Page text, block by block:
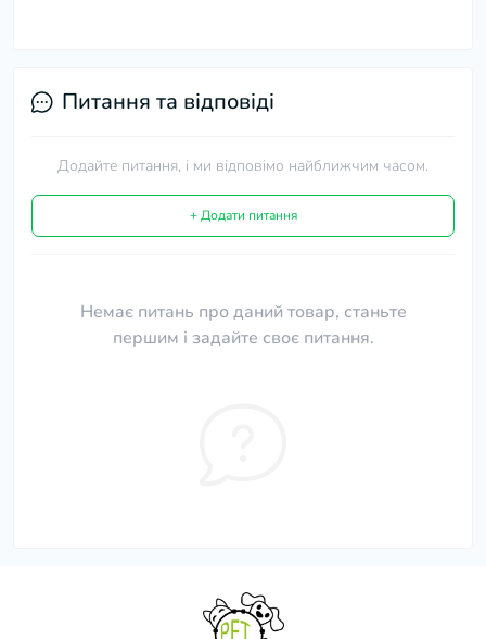
Питання та відповіді
Додайте питання, і ми відповімо найближчим часом.
+ Додати питання
Немає питань про даний товар, станьте
першим і задайте своє питання.